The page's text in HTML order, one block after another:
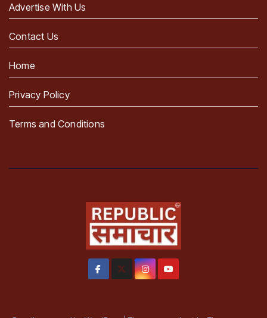
Advertise With Us
Contact Us
Home
Privacy Policy
Terms and Conditions